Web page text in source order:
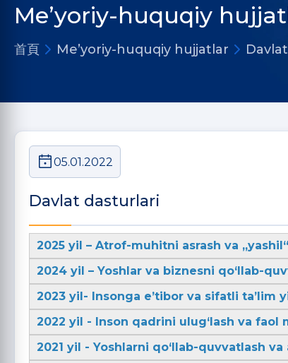
Me’yoriy-huquqiy
首頁 Me’yoriy-huquqiy hujjatlar
05.01.2022
Davlat dasturlari
2025 yil – Atrof-muhitni asrash va
2024 yil – Yoshlar va biznesni qo‘llab-
2023 yil- Insonga e’tibor va sifatli ta’lim
2022 yil - Inson qadrini ulug‘lash va faol
2021 yil - Yoshlarni qo‘llab-quvvatlash